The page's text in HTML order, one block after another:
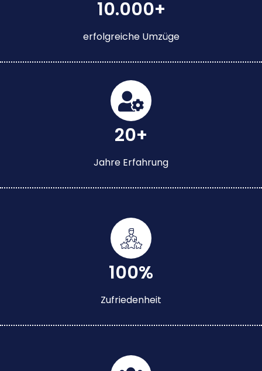
10.000+
erfolgreiche Umzüge
20+
Jahre Erfahrung
100%
Zufriedenheit